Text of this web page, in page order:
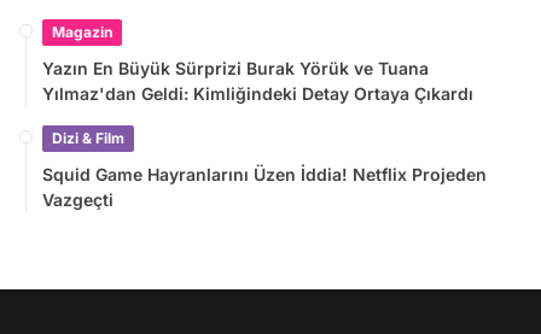
Magazin
Yazın En Büyük Sürprizi Burak Yörük ve Tuana
Yılmaz'dan Geldi: Kimliğindeki Detay Ortaya Çıkardı
Dizi & Film
Squid Game Hayranlarını Üzen İddia! Netflix Projeden
Vazgeçti